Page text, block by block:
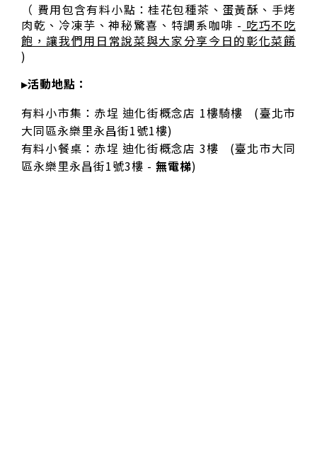
（ 費用包含有料小點：桂花包種茶、蛋黃酥、手烤
肉乾、冷凍芋、神秘驚喜、特調系咖啡 - 吃巧不吃
飽，讓我們用日常說菜與大家分享今日的彰化菜餚
)
▸活動地點：
有料小市集：赤埕 迪化街概念店 1樓騎樓 (臺北市
大同區永樂里永昌街1號1樓)
有料小餐桌：赤埕 迪化街概念店 3樓 (臺北市大同
區永樂里永昌街1號3樓 - 無電梯)